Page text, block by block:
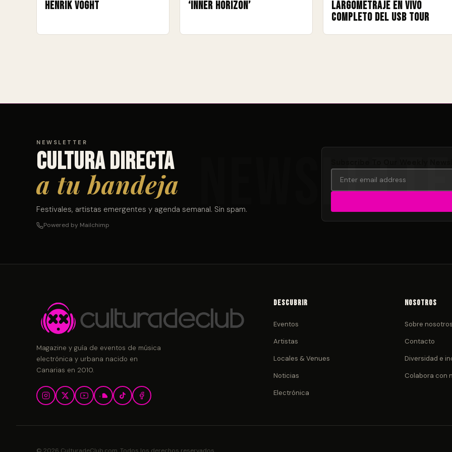
Henrik Voght
‘Inner Horizon’
largometraje en vivo
completo del USB Tour
NEWSLETTER
Cultura directa
a tu bandeja
Festivales, artistas emergentes y agenda semanal. Sin spam.
Powered by Mailchimp
Magazine y guía de eventos de música
electrónica y urbana nacido en
Canarias en 2010.
Descubrir
Eventos
Artistas
Locales & Venues
Noticias
Electrónica
Nosotros
Sobre nosotros
Contacto
Diversidad e
Colabora con
© 2026 CulturadeClub.com. Todos los derechos reservados.